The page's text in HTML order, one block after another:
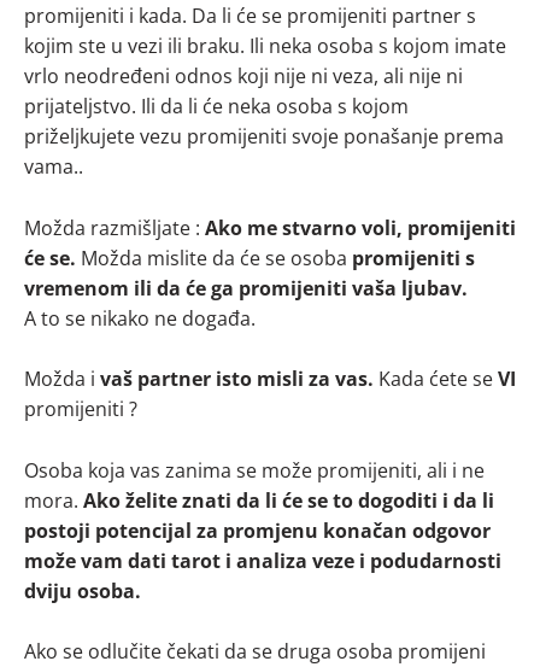
promijeniti i kada. Da li će se promijeniti partner s
kojim ste u vezi ili braku. Ili neka osoba s kojom imate
vrlo neodređeni odnos koji nije ni veza, ali nije ni
prijateljstvo. Ili da li će neka osoba s kojom
priželjkujete vezu promijeniti svoje ponašanje prema
vama..
Možda razmišljate : Ako me stvarno voli, promijeniti
će se. Možda mislite da će se osoba promijeniti s
vremenom ili da će ga promijeniti vaša ljubav.
A to se nikako ne događa.
Možda i vaš partner isto misli za vas. Kada ćete seVI
promijeniti ?
Osoba koja vas zanima se može promijeniti, ali i ne
mora. Ako želite znati da li će se to dogoditi i da li
postoji potencijal za promjenu konačan odgovor
može vam dati tarot i analiza veze i podudarnosti
dviju osoba.
Ako se odlučite čekati da se druga osoba promijeni